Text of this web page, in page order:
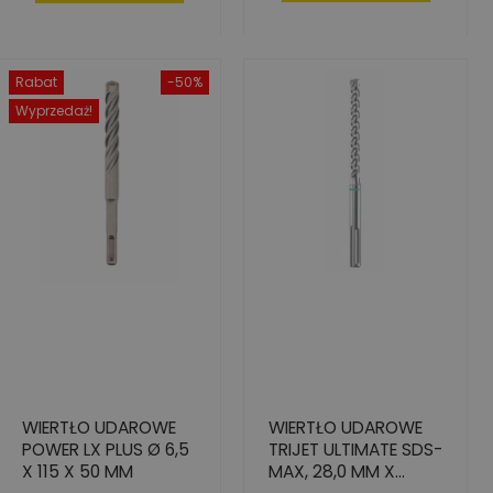
-50%
Rabat
Wyprzedaż!
WIERTŁO UDAROWE
POWER LX PLUS Ø 6,5
X 115 X 50 MM
WIERTŁO UDAROWE
TRIJET ULTIMATE SDS-
MAX, 28,0 MM X